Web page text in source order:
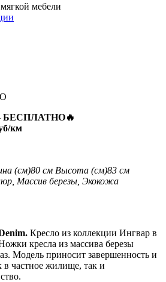
мебели
БЕСПЛАТНО🔥
км
(см)80 см Высота (см)83 см
Массив березы, Экокожа
Кресло из коллекции Ингвар в
кресла из массива березы
Модель приносит завершенность и
частное жилище, так и